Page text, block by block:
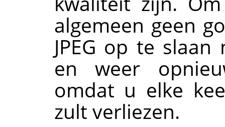
algemeen geen
JPEG op te
en weer
omdat u elke
zult verliezen.